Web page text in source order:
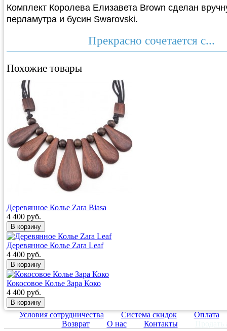
Комплект Королева Елизавета Brown сделан
перламутра и бусин Swarovski.
Прекрасно сочетается с...
Похожие товары
Деревянное Колье Zara Biasa
4 400 руб.
Деревянное Колье Zara Leaf
4 400 руб.
Кокосовое Колье Зара Коко
4 400 руб.
Условия сотрудничества Система скидок
Оплата
Возврат
О нас Контакты